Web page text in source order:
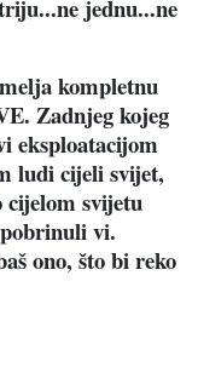
jednu...ne
kompletnu
Zadnjeg kojeg
eksploatacijom
ludi cijeli svijet,
cijelom svijetu
vi.
ono, što bi reko